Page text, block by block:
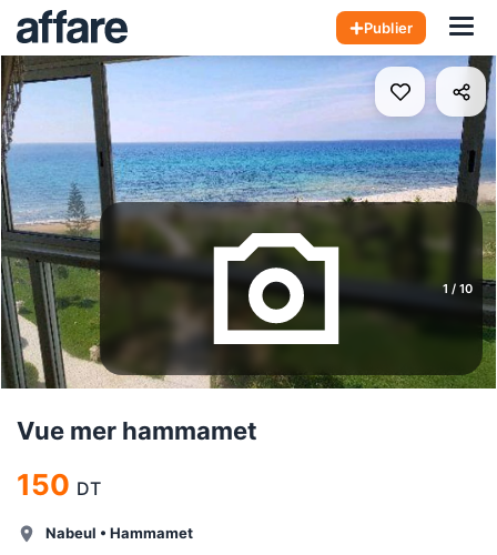
Publier
1 / 10
Vue mer hammamet
150 DT
Nabeul • Hammamet